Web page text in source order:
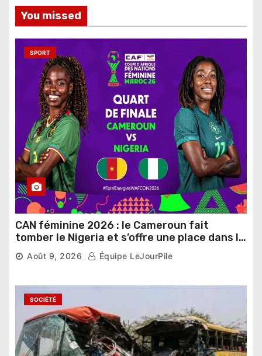
You missed
SPORT
CAN féminine 2026 : le Cameroun fait
tomber le Nigeria et s’offre une place dans le
dernier carré
Août 9, 2026 Équipe LeJourPile
SOCIÉTÉ